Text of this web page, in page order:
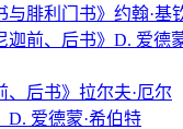
腓利门书》约翰·基
前、后书》D. 爱德
后书》拉尔夫·厄尔
爱德蒙·希伯特